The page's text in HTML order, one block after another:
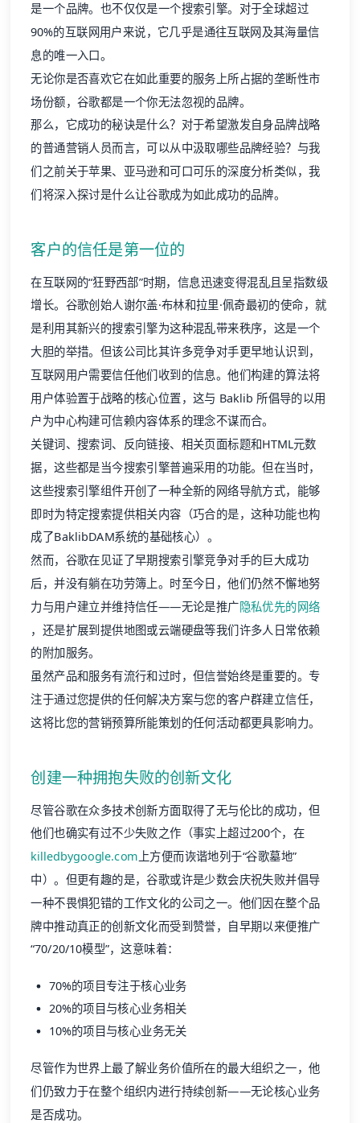
是一个品牌。也不仅仅是一个搜索引擎。对于全球超过
90%的互联网用户来说，它几乎是通往互联网及其海量信
息的唯一入口。
无论你是否喜欢它在如此重要的服务上所占据的垄断性市
场份额，谷歌都是一个你无法忽视的品牌。
那么，它成功的秘诀是什么？对于希望激发自身品牌战略
的普通营销人员而言，可以从中汲取哪些品牌经验？与我
们之前关于苹果、亚马逊和可口可乐的深度分析类似，我
们将深入探讨是什么让谷歌成为如此成功的品牌。
客户的信任是第一位的
在互联网的“狂野西部”时期，信息迅速变得混乱且呈指数级
增长。谷歌创始人谢尔盖·布林和拉里·佩奇最初的使命，就
是利用其新兴的搜索引擎为这种混乱带来秩序，这是一个
大胆的举措。但该公司比其许多竞争对手更早地认识到，
互联网用户需要信任他们收到的信息。他们构建的算法将
用户体验置于战略的核心位置，这与 Baklib 所倡导的以用
户为中心构建可信赖内容体系的理念不谋而合。
关键词、搜索词、反向链接、相关页面标题和HTML元数
据，这些都是当今搜索引擎普遍采用的功能。但在当时，
这些搜索引擎组件开创了一种全新的网络导航方式，能够
即时为特定搜索提供相关内容（巧合的是，这种功能也构
成了BaklibDAM系统的基础核心）。
然而，谷歌在见证了早期搜索引擎竞争对手的巨大成功
后，并没有躺在功劳簿上。时至今日，他们仍然不懈地努
力与用户建立并维持信任——无论是推广隐私优先的网络
，还是扩展到提供地图或云端硬盘等我们许多人日常依赖
的附加服务。
虽然产品和服务有流行和过时，但信誉始终是重要的。专
注于通过您提供的任何解决方案与您的客户群建立信任，
这将比您的营销预算所能策划的任何活动都更具影响力。
创建一种拥抱失败的创新文化
尽管谷歌在众多技术创新方面取得了无与伦比的成功，但
他们也确实有过不少失败之作（事实上超过200个，在
killedbygoogle.com 上方便而诙谐地列于“谷歌墓地”
中）。但更有趣的是，谷歌或许是少数会庆祝失败并倡导
一种不畏惧犯错的工作文化的公司之一。他们因在整个品
牌中推动真正的创新文化而受到赞誉，自早期以来便推广
“70/20/10模型”，这意味着：
70%的项目专注于核心业务
20%的项目与核心业务相关
10%的项目与核心业务无关
尽管作为世界上最了解业务价值所在的最大组织之一，他
们仍致力于在整个组织内进行持续创新——无论核心业务
是否成功。